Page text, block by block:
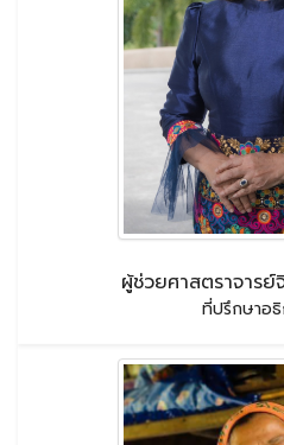
ผู้ช่วยศาสตราจาร
ที่ปรึกษาอ